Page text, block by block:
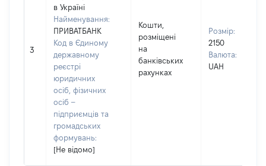
3
в Україні
Найменування:
ПРИВАТБАНК
Код в Єдиному
державному
реєстрі
юридичних
осіб, фізичних
осіб –
підприємців та
громадських
формувань:
[Не відомо]
Кошти,
розміщені
на
банківських
рахунках
Розмір:
2150
Валюта:
UAH